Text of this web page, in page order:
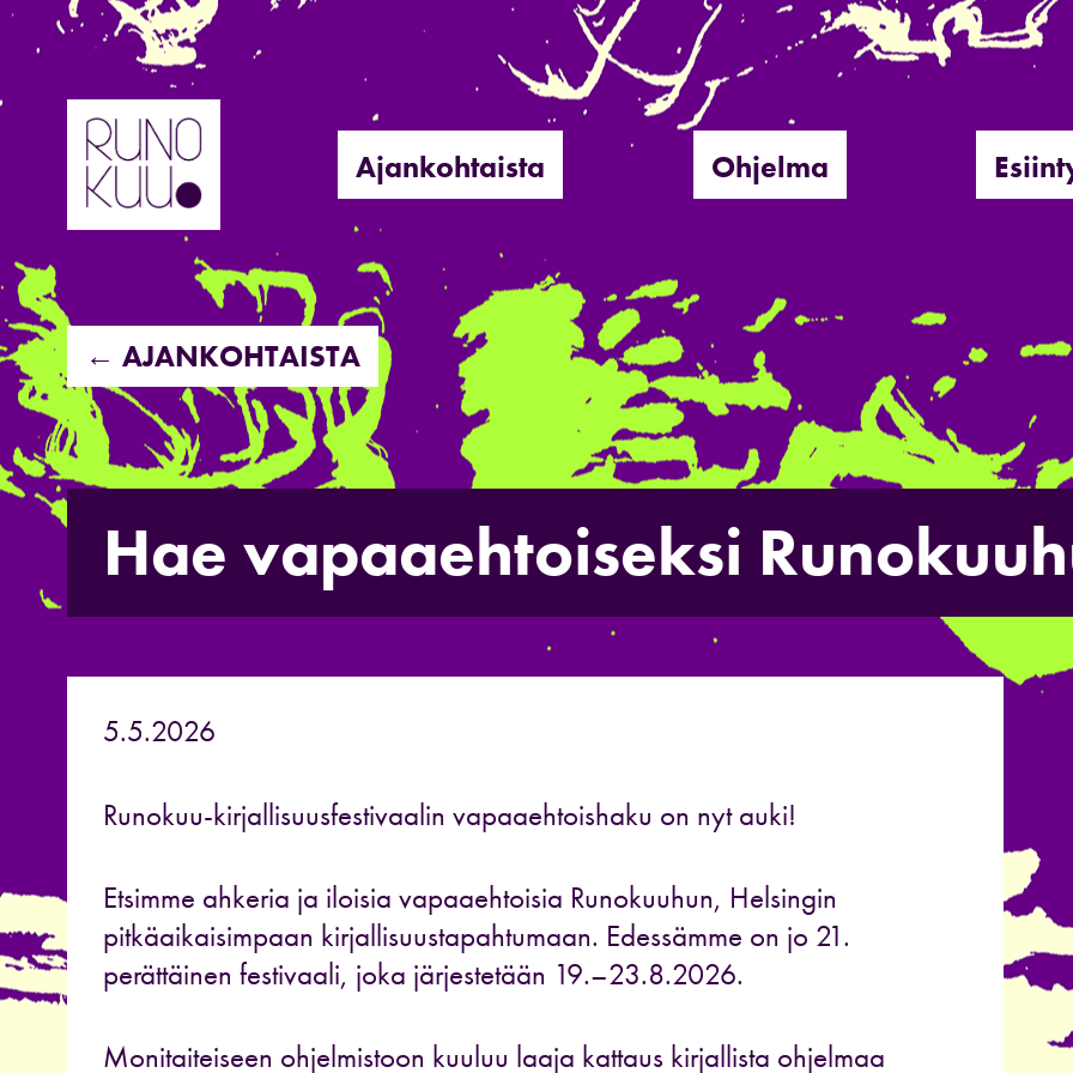
Hyppää
sisältöön
Ajankohtaista Ohjelma
← AJANKOHTAISTA
Hae vapaaehtoiseksi
5.5.2026
Runokuu-kirjallisuusfestivaalin vapaaehtoishaku on nyt auki!
Etsimme ahkeria ja iloisia vapaaehtoisia Runokuuhun, Helsingin
pitkäaikaisimpaan kirjallisuustapahtumaan. Edessämme on jo 21.
perättäinen festivaali, joka järjestetään 19.–23.8.2026.
Monitaiteiseen ohjelmistoon kuuluu laaja kattaus kirjallista ohjelmaa